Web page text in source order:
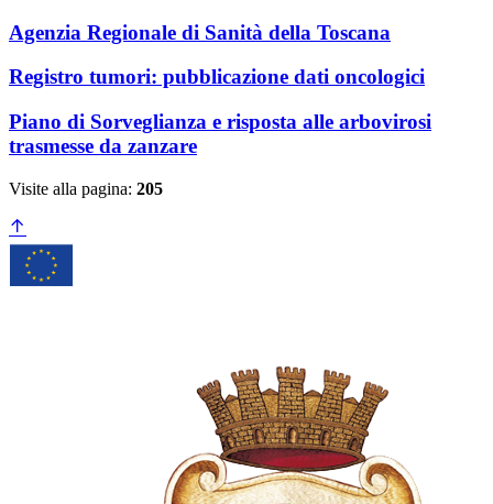
Agenzia Regionale di Sanità della Toscana
Registro tumori: pubblicazione dati oncologici
Piano di Sorveglianza e risposta alle arbovirosi
trasmesse da zanzare
Visite alla pagina: 205